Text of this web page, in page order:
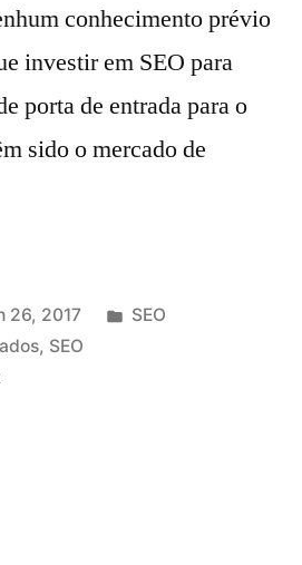
conhecimento prévio
investir em SEO para
porta de entrada para o
sido o mercado de
26, 2017
Posted
SEO
, SEO
on